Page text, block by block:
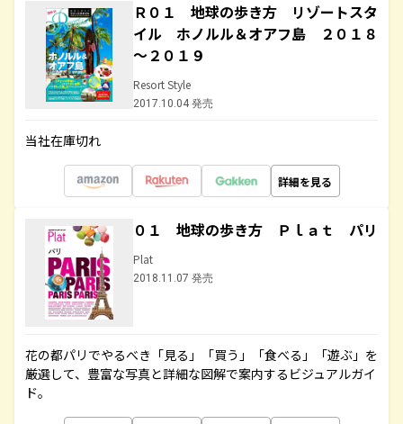
Ｒ０１ 地球の歩き方 リゾートスタ
イル ホノルル＆オアフ島 ２０１８
～２０１９
Resort Style
2017.10.04 発売
当社在庫切れ
詳細を見る
０１ 地球の歩き方 Ｐｌａｔ パリ
Plat
2018.11.07 発売
花の都パリでやるべき「見る」「買う」「食べる」「遊ぶ」を
厳選して、豊富な写真と詳細な図解で案内するビジュアルガイ
ド。